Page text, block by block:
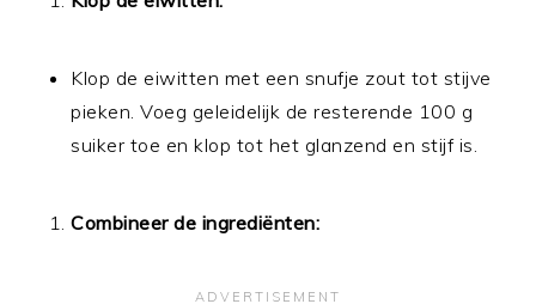
Klop de eiwitten met een snufje zout tot stijve
pieken. Voeg geleidelijk de resterende 100 g
suiker toe en klop tot het glanzend en stijf is.
Combineer de ingrediënten: